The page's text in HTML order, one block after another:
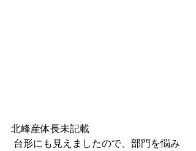
北峰産体長未記載